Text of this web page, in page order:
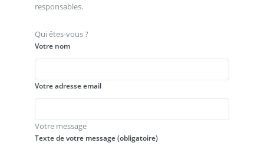
responsables.
Qui êtes-vous ?
Votre nom
Votre adresse email
Votre message
Texte de votre message (obligatoire)